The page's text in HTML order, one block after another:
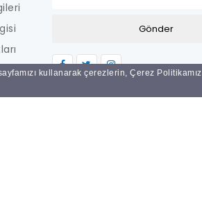
kullanarak çerezlerin, Çerez Politikamız